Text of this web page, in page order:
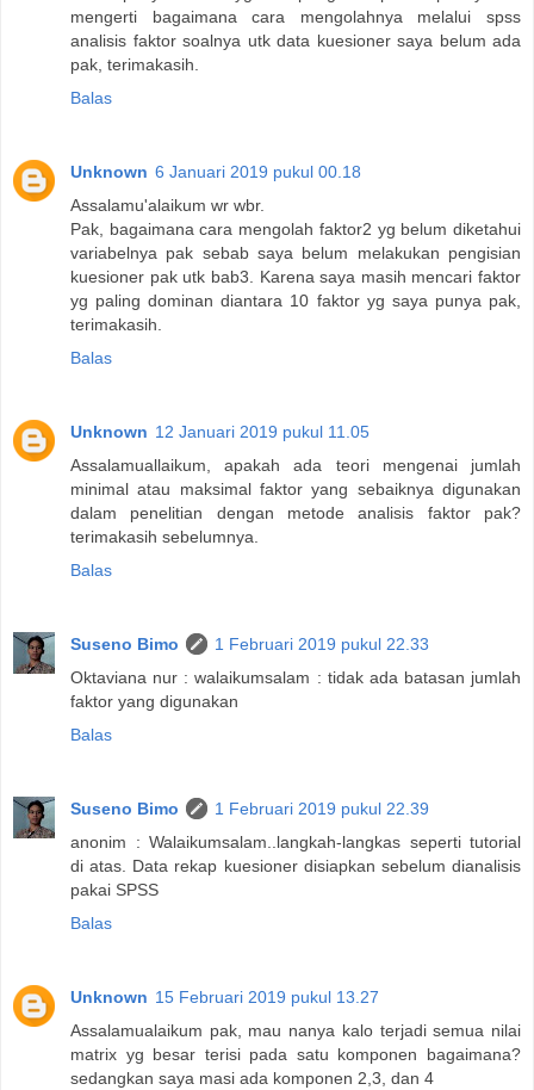
mengerti bagaimana cara mengolahnya melalui spss
analisis faktor soalnya utk data kuesioner saya belum ada
pak, terimakasih.
Balas
Unknown 6 Januari 2019 pukul 00.18
Assalamu'alaikum wr wbr.
Pak, bagaimana cara mengolah faktor2 yg belum diketahui
variabelnya pak sebab saya belum melakukan pengisian
kuesioner pak utk bab3. Karena saya masih mencari faktor
yg paling dominan diantara 10 faktor yg saya punya pak,
terimakasih.
Balas
Unknown 12 Januari 2019 pukul 11.05
Assalamuallaikum, apakah ada teori mengenai jumlah
minimal atau maksimal faktor yang sebaiknya digunakan
dalam penelitian dengan metode analisis faktor pak?
terimakasih sebelumnya.
Balas
Suseno Bimo
1 Februari 2019 pukul 22.33
Oktaviana nur : walaikumsalam : tidak ada batasan jumlah
faktor yang digunakan
Balas
Suseno Bimo
1 Februari 2019 pukul 22.39
anonim : Walaikumsalam..langkah-langkas seperti tutorial
di atas. Data rekap kuesioner disiapkan sebelum dianalisis
pakai SPSS
Balas
Unknown 15 Februari 2019 pukul 13.27
Assalamualaikum pak, mau nanya kalo terjadi semua nilai
matrix yg besar terisi pada satu komponen bagaimana?
sedangkan saya masi ada komponen 2,3, dan 4